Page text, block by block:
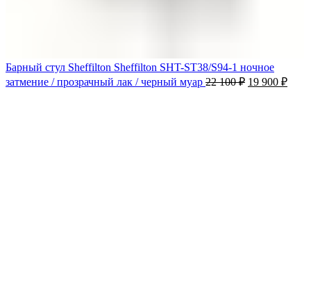
Барный стул Sheffilton Sheffilton SHT-ST38/S94-1 ночное
затмение / прозрачный лак / черный муар 22 100₽ 19 900 ₽